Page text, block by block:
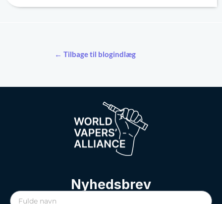
← Tilbage til blogindlæg
Nyhedsbrev